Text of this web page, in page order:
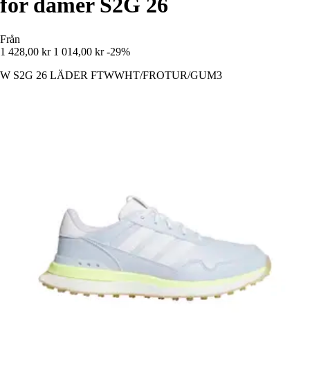
för damer S2G 26
Från
1 428,00 kr 1 014,00 kr -29%
W S2G 26 LÄDER FTWWHT/FROTUR/GUM3